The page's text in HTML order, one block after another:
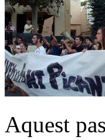
Aquest